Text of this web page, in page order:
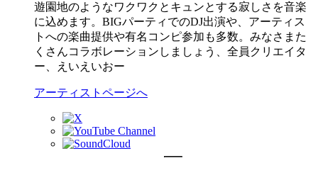
遊園地のようなワクワクとキュンとする寂しさを音楽
に込めます。BIGパーティでのDJ出演や、アーティス
トへの楽曲提供や有名コンピ参加も多数。みなさまた
くさんコラボレーションしましょう、全員クリエイタ
ー、えいえいおー
アーティストページへ